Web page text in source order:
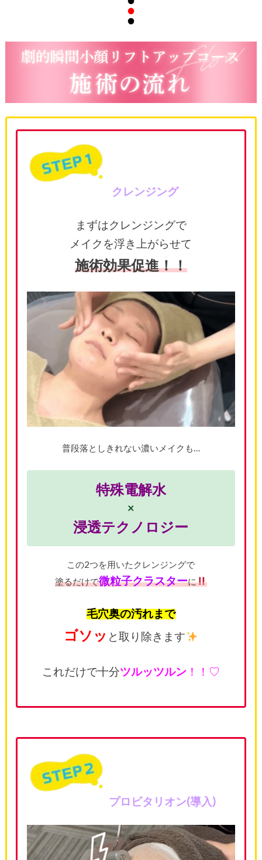
クレンジング
まずはクレンジングで
メイクを浮き上がらせて
施術効果促進！！
普段落としきれない濃いメイクも…
特殊電解水
×
浸透テクノロジー
この2つを用いたクレンジングで
塗るだけで微粒子クラスターに
毛穴奥の汚れまで
ゴソッ と取り除きます
これだけで十分ツルッツルン ！！♡
プロビタリオン(導入)